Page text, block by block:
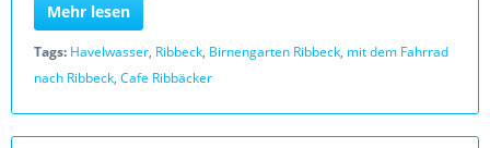
Mehr lesen
Tags: Havelwasser, Ribbeck, Birnengarten Ribbeck, mit dem Fahrrad
nach Ribbeck, Cafe Ribbäcker